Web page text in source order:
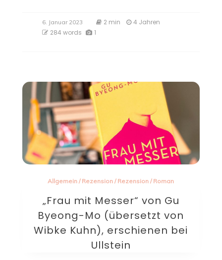
6. Januar 2023 2 min
4 Jahren
284 words
1
Allgemein / Rezension / Rezension / Roman
„Frau mit Messer“ von Gu
Byeong-Mo (übersetzt von
Wibke Kuhn), erschienen bei
Ullstein